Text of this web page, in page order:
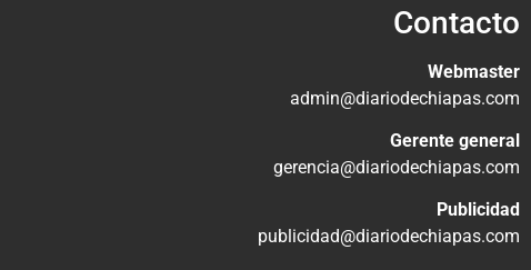
Contacto
Webmaster
admin@diariodechiapas.com
Gerente general
gerencia@diariodechiapas.com
Publicidad
publicidad@diariodechiapas.com